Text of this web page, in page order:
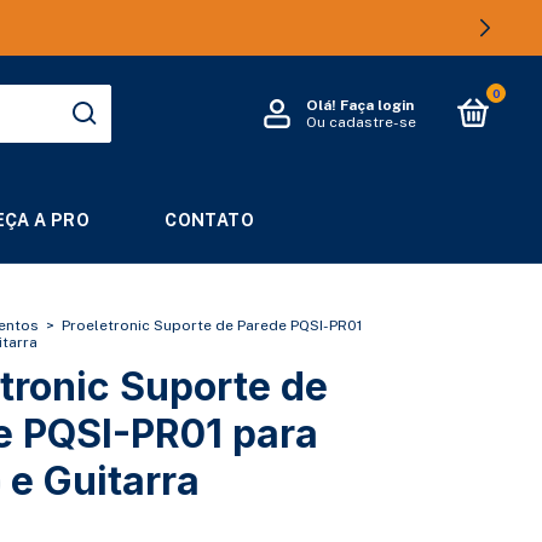
Olá! Faça login
Ou cadastre-se
0
A PRO CONTATO
> Proeletronic Suporte de Parede PQSI-PR01
Suporte de
PQSI-PR01 para
Guitarra